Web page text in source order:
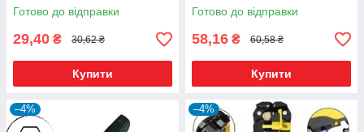
Готово до відправки
29,40 ₴ 30,62 ₴
Купити
Готово до відправки
58,16 ₴ 60,58 ₴
Купити
–4% –4%